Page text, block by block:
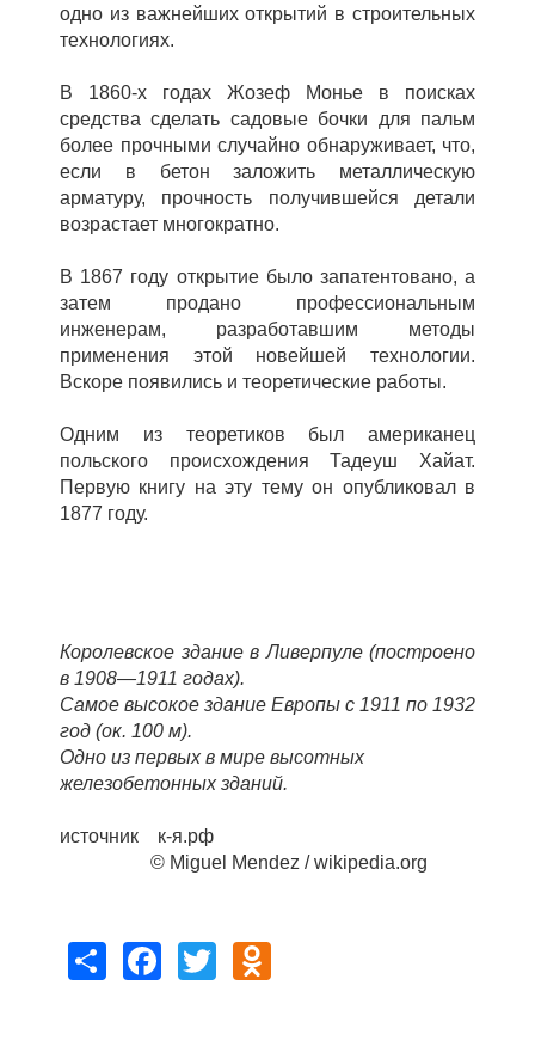
одно из важнейших открытий в строительных
технологиях.
В 1860-х годах Жозеф Монье в поисках
средства сделать садовые бочки для пальм
более прочными случайно обнаруживает, что,
если в бетон заложить металлическую
арматуру, прочность получившейся детали
возрастает многократно.
В 1867 году открытие было запатентовано, а
затем продано профессиональным
инженерам, разработавшим методы
применения этой новейшей технологии.
Вскоре появились и теоретические работы.
Одним из теоретиков был американец
польского происхождения Тадеуш Хайат.
Первую книгу на эту тему он опубликовал в
1877 году.
Королевское здание в Ливерпуле (построено
в 1908—1911 годах).
Самое высокое здание Европы с 1911 по 1932
год (ок. 100 м).
Одно из первых в мире высотных
железобетонных зданий.
источник к-я.рф
© Miguel Mendez / wikipedia.org
Share FacebookTwitter